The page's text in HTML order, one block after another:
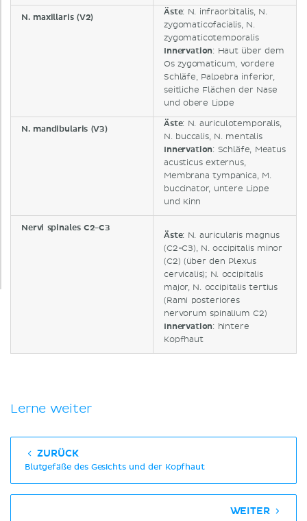
N. maxillaris (V2)
Äste: N. infraorbitalis, N.
zygomaticofacialis, N.
zygomaticotemporalis
Innervation: Haut über dem
Os zygomaticum, vordere
Schläfe, Palpebra inferior,
seitliche Flächen der Nase
und obere Lippe
N. mandibularis (V3)
Äste: N. auriculotemporalis,
N. buccalis, N. mentalis
Innervation: Schläfe, Meatus
acusticus externus,
Membrana tympanica, M.
buccinator, untere Lippe
und Kinn
Nervi spinales C2-C3
Äste: N. auricularis magnus
(C2-C3), N. occipitalis minor
(C2) (über den Plexus
cervicalis); N. occipitalis
major, N. occipitalis tertius
(Rami posteriores
nervorum spinalium C2)
Innervation: hintere
Kopfhaut
Lerne weiter
ZURÜCK
Blutgefäße des Gesichts und der Kopfhaut
WEITER